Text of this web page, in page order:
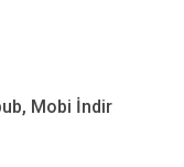
Mobi İndir